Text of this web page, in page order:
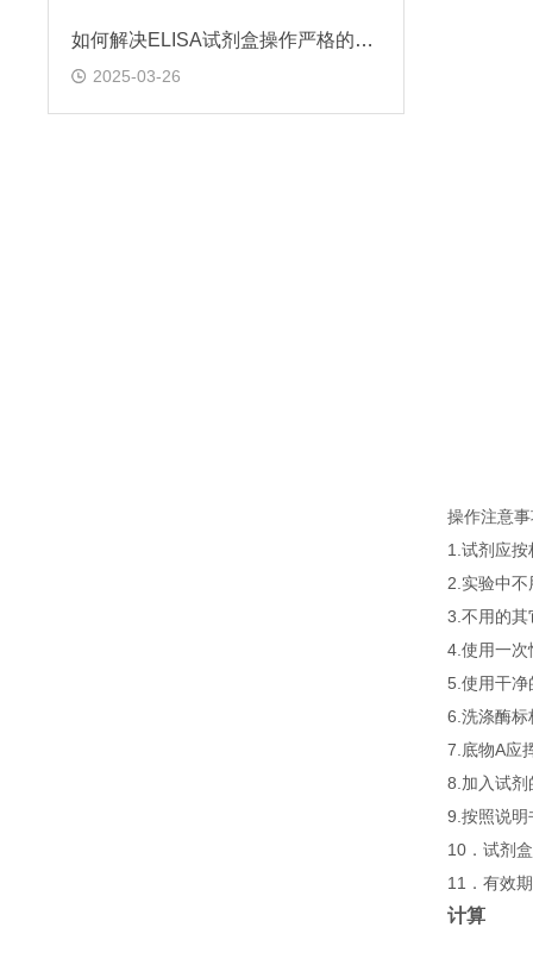
如何解决ELISA试剂盒操作严格的问题
2025-03-26
操作注意
1.试剂应
2.实验中
3.不用的其
4.使用一次
5.使用干净
6.洗涤酶标
7.底物A应
8.加入试剂
9.按照说明
10．试剂
11．有效
计算